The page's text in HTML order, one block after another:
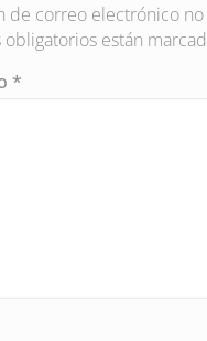
de correo electrónico
obligatorios están
*